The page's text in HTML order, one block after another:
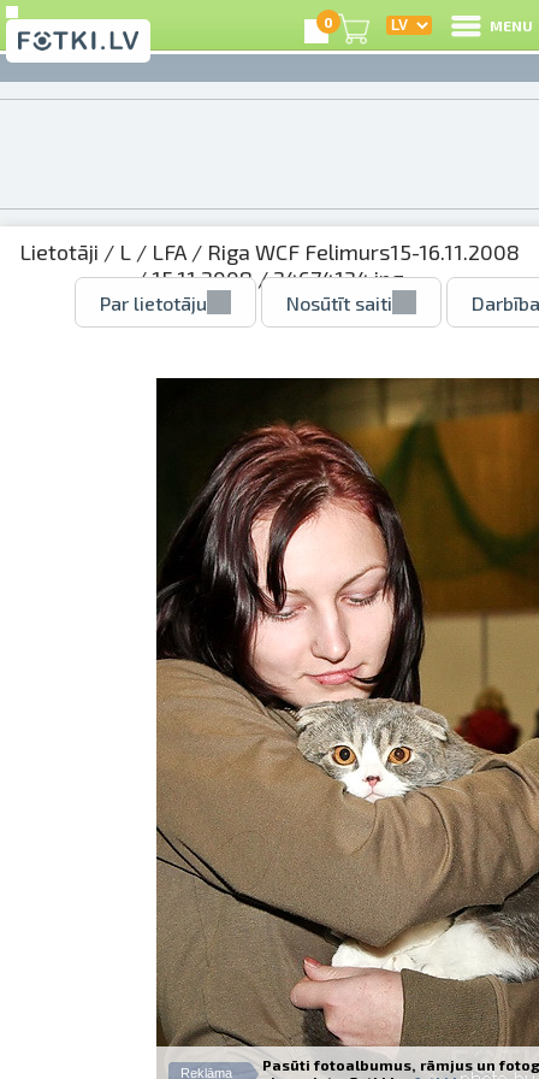
0 MENU
Lietotāji / L / LFA / Riga WCF Felimurs15-16.11.2008
/15.11.2008/ 24674134.jpg
Par lietotāju Nosūtīt saiti
Reklāma
Pasūti fotoalbumus, rāmjus un